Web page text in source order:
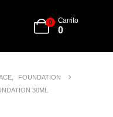
0 Carrito
0
,
FOUNDATION
30ML